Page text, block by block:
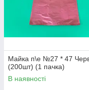
Майка п\е №27 * 47
(200шт) (1 пачка)
В наявності